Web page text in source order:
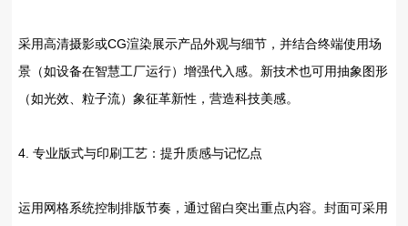
采用高清摄影或CG渲染展示产品外观与细节，并结合‌终端使用场
景‌（如设备在智慧工厂运行）增强代入感。新技术也可用抽象图形
（如光效、粒子流）象征革新性，营造科技美感。
4. ‌专业版式与印刷工艺：提升质感与记忆点‌
运用网格系统控制排版节奏，通过留白突出重点内容。封面可采用‌